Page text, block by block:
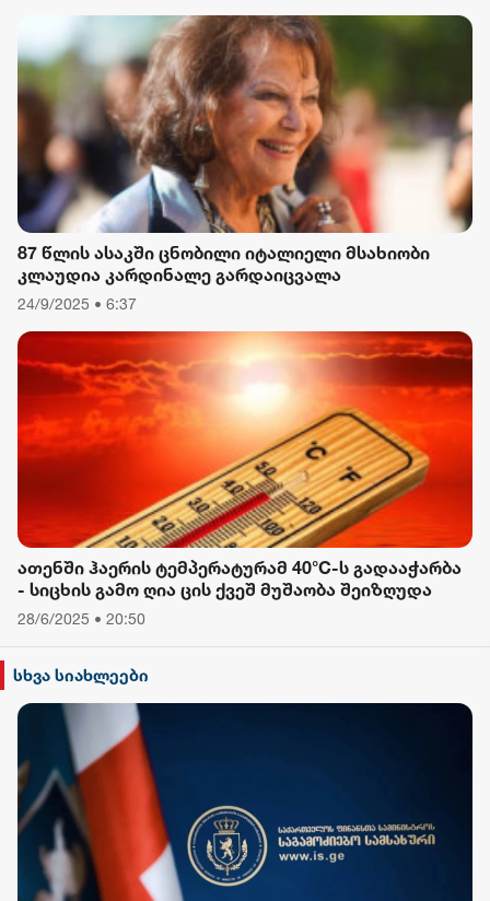
87 წლის ასაკში ცნობილი იტალიელი მსახიობი
კლაუდია კარდინალე გარდაიცვალა
24/9/2025 • 6:37
ათენში ჰაერის ტემპერატურამ 40°C-ს გადააჭარბა
- სიცხის გამო ღია ცის ქვეშ მუშაობა შეიზღუდა
28/6/2025 • 20:50
სხვა სიახლეები